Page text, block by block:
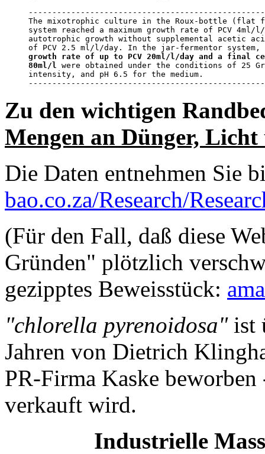
The mixotrophic culture in the Roux-bottle (flat
system reached a maximum growth rate of PCV
autotrophic growth without supplemental acetic
growth rate of up to PCV 20ml/l/day and a final
80ml/l
were obtained under the conditions of 25
intensity, and pH 6.5 for the medium.
Zu den wichtigen
Mengen an Dünger, Licht
Die Daten entnehmen Sie
bao.co.za/Research/
(Für den Fall, daß diese
Gründen" plötzlich
gezipptes Beweisstück:
"chlorella pyrenoidosa"ist
Jahren von Dietrich
PR-Firma Kaske
verkauft wird.
Industrielle